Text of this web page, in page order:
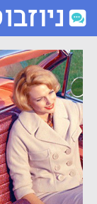
7 פיצ'רים מוזרים שהיו במכוניות ישנות - ניוזבוקס